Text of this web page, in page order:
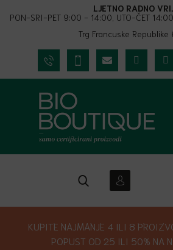
LJETNO RADNO
PON-SRI-PET 9:00 - 14:00, UTO-ČET
Trg Francuske Republike
KUPITE NAJMANJE 4 ILI 8
POPUST OD 25 ILI 50% NA